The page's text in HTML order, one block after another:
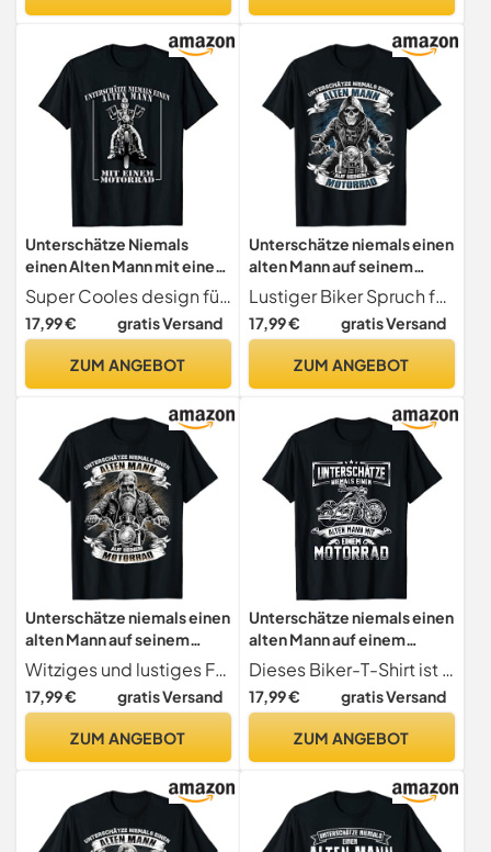
Unterschätze Niemals
einen Alten Mann mit einem
Motorrad T-Shirt
Super Cooles design für alle Männer die einfach gerne Motorrad fahren und es den Jungen zeigen möchten. Der Lustige Spruch, Unterschätze niemals einen alten Mann mit einem Motorrad. Schönes Geschenk als T-Shirt für alle Biker die das Motorrad lieben.
17,99 € gratis Versand
ZUM ANGEBOT
Unterschätze niemals einen
alten Mann auf seinem
Motorrad T-Shirt
Lustiger Biker Spruch für den alten Mann
17,99 € gratis Versand
ZUM ANGEBOT
Unterschätze niemals einen
alten Mann auf seinem
Motorrad T-Shirt
Witziges und lustiges Fun Motiv für den Vater, Großvater, Opa, Onkel, Ehemann oder Sohn der gerne Motorrad fährt und auf Bikes steht. Sarkastisches Statement für den coolen alten Mann der in einem Motorradclub ist..
17,99 € gratis Versand
ZUM ANGEBOT
Unterschätze niemals einen
alten Mann auf einem
Motorrad T-Shirt
Dieses Biker-T-Shirt ist ein tolles Geschenk zum Geburtstag oder zu Weihnachten für einen Motorradfahrer, der gerne mit seinem Motorrad fährt. Dieses Motorrad T-Shirt ist ein exklusives Design.
17,99 € gratis Versand
ZUM ANGEBOT